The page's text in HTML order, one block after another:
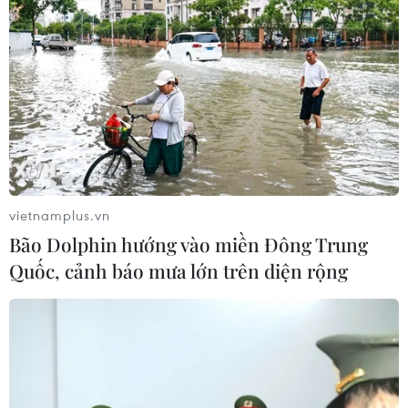
An Giang: Xây dựng cơ chế giao việc
lớn, việc khó cho kinh tế tư nhân
05/08/2026 07:39
vietnamplus.vn
Bão Dolphin hướng vào miền Đông Trung
Quốc, cảnh báo mưa lớn trên diện rộng